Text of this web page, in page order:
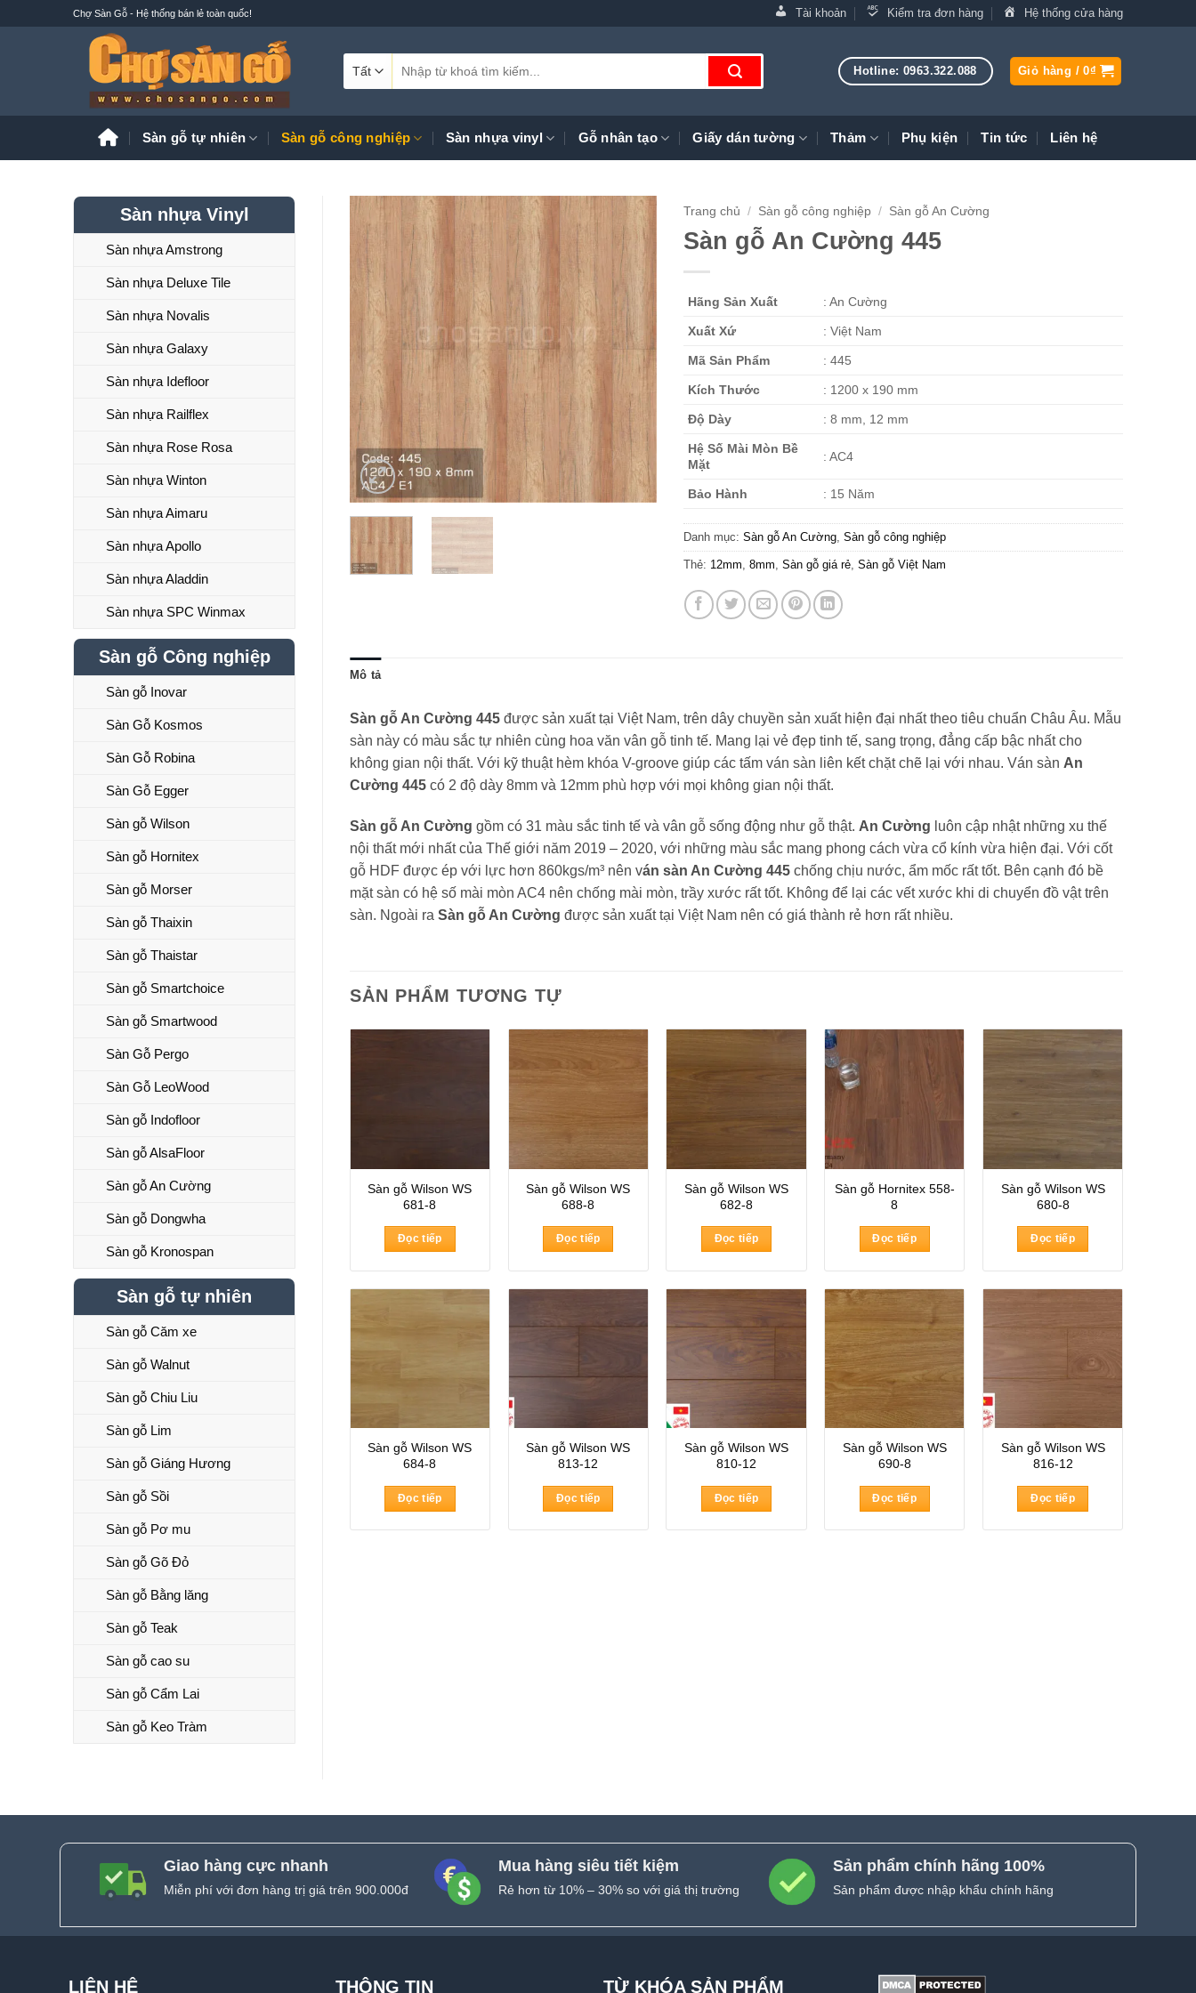
Chợ Sàn Gỗ - Hệ thống bán lẻ toàn quốc! Tài khoản Kiểm tra đơn hàng Hệ thống cửa hàng
kiếm:
Hotline: 0963.322.088 Giỏ hàng /0₫
Sàn gỗ tự nhiên Sàn gỗ công nghiệp Sàn nhựa vinyl Gỗ nhân tạo Giấy dán tường Thảm Phụ kiện Tin tức Liên hệ
Sàn nhựa Vinyl
Sàn nhựa Amstrong
Sàn nhựa Deluxe Tile
Sàn nhựa Novalis
Sàn nhựa Galaxy
Sàn nhựa Idefloor
Sàn nhựa Railflex
Sàn nhựa Rose Rosa
Sàn nhựa Winton
Sàn nhựa Aimaru
Sàn nhựa Apollo
Sàn nhựa Aladdin
Sàn nhựa SPC Winmax
Sàn gỗ Công nghiệp
Sàn gỗ Inovar
Sàn Gỗ Kosmos
Sàn Gỗ Robina
Sàn Gỗ Egger
Sàn gỗ Wilson
Sàn gỗ Hornitex
Sàn gỗ Morser
Sàn gỗ Thaixin
Sàn gỗ Thaistar
Sàn gỗ Smartchoice
Sàn gỗ Smartwood
Sàn Gỗ Pergo
Sàn Gỗ LeoWood
Sàn gỗ Indofloor
Sàn gỗ AlsaFloor
Sàn gỗ An Cường
Sàn gỗ Dongwha
Sàn gỗ Kronospan
Sàn gỗ tự nhiên
Sàn gỗ Căm xe
Sàn gỗ Walnut
Sàn gỗ Chiu Liu
Sàn gỗ Lim
Sàn gỗ Giáng Hương
Sàn gỗ Sồi
Sàn gỗ Pơ mu
Sàn gỗ Gõ Đỏ
Sàn gỗ Bằng lăng
Sàn gỗ Teak
Sàn gỗ cao su
Sàn gỗ Cẩm Lai
Sàn gỗ Keo Tràm
Trang chủ / Sàn gỗ công nghiệp / Sàn gỗ An Cường
Sàn gỗ An Cường 445
Hãng Sản Xuất : An Cường
Xuất Xứ : Việt Nam
Mã Sản Phẩm : 445
Kích Thước : 1200 x 190 mm
Độ Dày : 8 mm, 12 mm
Hệ Số Mài Mòn Bề
Mặt
: AC4
Bảo Hành : 15 Năm
Danh mục: Sàn gỗ An Cường, Sàn gỗ công nghiệp
Thẻ: 12mm 8mm Sàn gỗ giá rẻ, Sàn gỗ Việt Nam
Mô tả
Sàn gỗ An Cường 445 được sản xuất tại Việt Nam, trên dây chuyền sản xuất hiện đại nhất theo tiêu chuẩn Châu Âu. Mẫu
sàn này có màu sắc tự nhiên cùng hoa văn vân gỗ tinh tế. Mang lại vẻ đẹp tinh tế, sang trọng, đẳng cấp bậc nhất cho
không gian nội thất. Với kỹ thuật hèm khóa V-groove giúp các tấm ván sàn liên kết chặt chẽ lại với nhau. Ván sàn An
Cường 445 có 2 độ dày 8mm và 12mm phù hợp với mọi không gian nội thất.
Sàn gỗ An Cường gồm có 31 màu sắc tinh tế và vân gỗ sống động như gỗ thật. An Cường luôn cập nhật những xu thế
nội thất mới nhất của Thế giới năm 2019 – 2020, với những màu sắc mang phong cách vừa cổ kính vừa hiện đại. Với cốt
gỗ HDF được ép với lực hơn 860kgs/m³ nên ván sàn An Cường 445 chống chịu nước, ẩm mốc rất tốt. Bên cạnh đó bề
mặt sàn có hệ số mài mòn AC4 nên chống mài mòn, trầy xước rất tốt. Không để lại các vết xước khi di chuyển đồ vật trên
sàn. Ngoài ra Sàn gỗ An Cường được sản xuất tại Việt Nam nên có giá thành rẻ hơn rất nhiều.
SẢN PHẨM TƯƠNG TỰ
Sàn gỗ Wilson WS
681-8
Đọc tiếp
Sàn gỗ Wilson WS
688-8
Đọc tiếp
Sàn gỗ Wilson WS
682-8
Đọc tiếp
Sàn gỗ Hornitex 558-
8
Đọc tiếp
Sàn gỗ Wilson WS
680-8
Đọc tiếp
Sàn gỗ Wilson WS
684-8
Đọc tiếp
Sàn gỗ Wilson WS
813-12
Đọc tiếp
Sàn gỗ Wilson WS
810-12
Đọc tiếp
Sàn gỗ Wilson WS
690-8
Đọc tiếp
Sàn gỗ Wilson WS
816-12
Đọc tiếp
Giao hàng cực nhanh
Miễn phí với đơn hàng trị giá trên 900.000đ
Mua hàng siêu tiết kiệm
Rẻ hơn từ 10% – 30% so với giá thị trường
Sản phẩm chính hãng 100%
Sản phẩm được nhập khẩu chính hãng
LIÊN HỆ THÔNG TIN TỪ KHÓA SẢN PHẨM